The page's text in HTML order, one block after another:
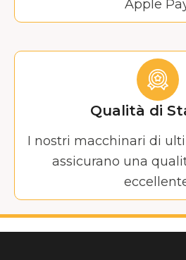
Apple
Qualità di
I nostri macchinari di
assicurano una